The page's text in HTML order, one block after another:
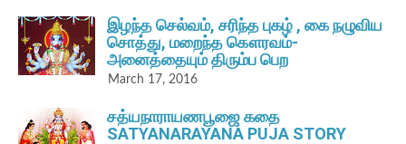
இழந்த செல்வம், சரிந்த புகழ் , கை நழுவிய
சொத்து, மறைந்த கௌரவம்-
அனைத்தையும் திரும்ப பெற
March 17, 2016
சத்யநாராயணபூஜை கதை
SATYANARAYANA PUJA STORY